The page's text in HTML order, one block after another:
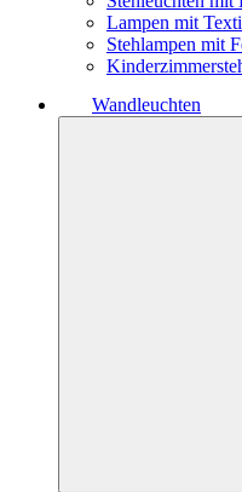
Lampen mit
Stehlampen mit
Wandleuchten